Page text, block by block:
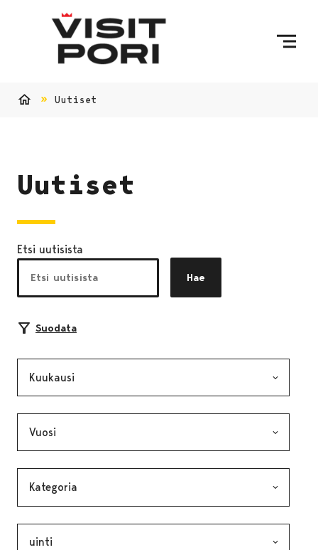
Uutiset
Uutiset
Etsi uutisista
Hae
Suodata